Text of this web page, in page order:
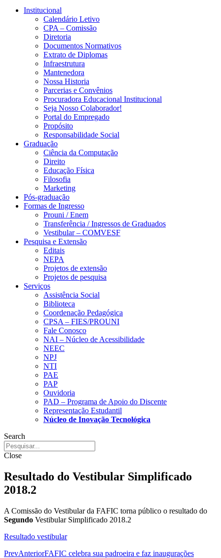
Institucional
Calendário Letivo
CPA – Comissão
Diretoria
Documentos Normativos
Extrato de Diplomas
Infraestrutura
Mantenedora
Nossa Historia
Parcerias e Convênios
Procuradora Educacional Institucional
Seja Nosso Colaborador!
Portal do Empregado
Propósito
Responsabilidade Social
Graduação
Ciência da Computação
Direito
Educação Física
Filosofia
Marketing
Pós-graduação
Formas de Ingresso
Prouni / Enem
Transferência / Ingressos de Graduados
Vestibular – COMVESF
Pesquisa e Extensão
Editais
NEPA
Projetos de extensão
Projetos de pesquisa
Serviços
Assistência Social
Biblioteca
Coordenação Pedagógica
CPSA – FIES/PROUNI
Fale Conosco
NAI – Núcleo de Acessibilidade
NEEC
NPJ
NTI
PAE
PAP
Ouvidoria
PAD – Programa de Apoio do Discente
Representação Estudantil
Núcleo de Inovação Tecnológica
Search
Close
Resultado do Vestibular Simplificado
2018.2
A Comissão do Vestibular da FAFIC torna público o resultado do
Segundo Vestibular Simplificado 2018.2
Resultado vestibular
PrevAnteriorFAFIC celebra sua padroeira e faz inaugurações